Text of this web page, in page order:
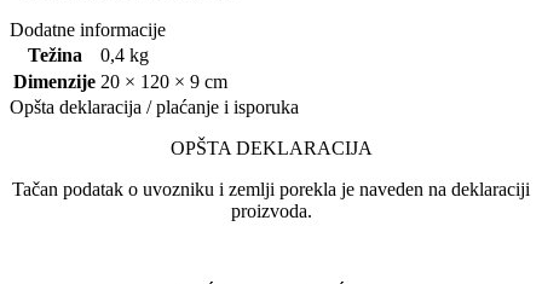
Dodatne informacije
Težina
0,4 kg
Dimenzije 20 × 120 × 9 cm
Opšta deklaracija / plaćanje i isporuka
OPŠTA DEKLARACIJA
Tačan podatak o uvozniku i zemlji porekla je naveden na deklaraciji
proizvoda.